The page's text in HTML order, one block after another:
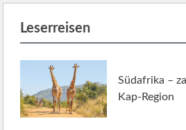
Leserreisen
Südafrika –
Kap-Region